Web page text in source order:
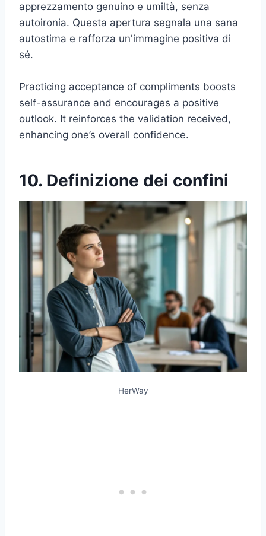
apprezzamento genuino e umiltà, senza
autoironia. Questa apertura segnala una sana
autostima e rafforza un'immagine positiva di
sé.
Practicing acceptance of compliments boosts
self-assurance and encourages a positive
outlook. It reinforces the validation received,
enhancing one’s overall confidence.
10. Definizione dei confini
HerWay